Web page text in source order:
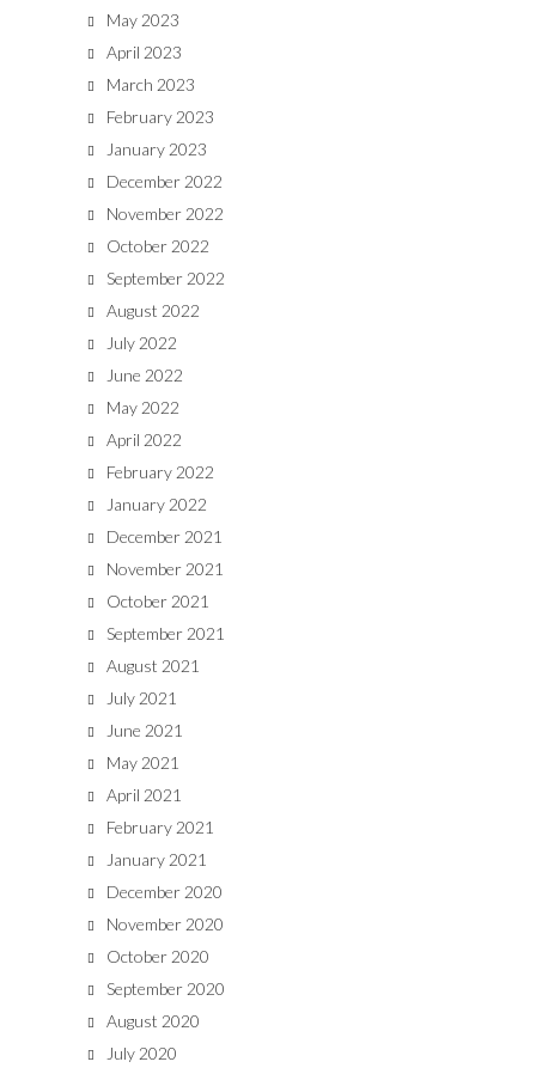
May 2023
April 2023
March 2023
February 2023
January 2023
December 2022
November 2022
October 2022
September 2022
August 2022
July 2022
June 2022
May 2022
April 2022
February 2022
January 2022
December 2021
November 2021
October 2021
September 2021
August 2021
July 2021
June 2021
May 2021
April 2021
February 2021
January 2021
December 2020
November 2020
October 2020
September 2020
August 2020
July 2020